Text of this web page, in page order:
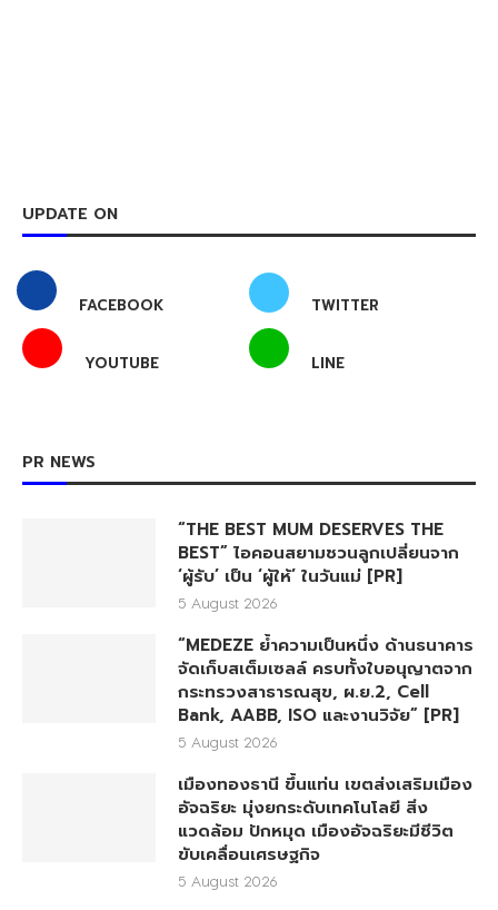
UPDATE ON
FACEBOOK TWITTER
YOUTUBE LINE
PR NEWS
“THE BEST MUM DESERVES THE
BEST” ไอคอนสยามชวนลูกเปลี่ยนจาก
‘ผู้รับ’ เป็น ‘ผู้ให้’ ในวันแม่ [PR]
5 August 2026
“MEDEZE ย้ำความเป็นหนึ่ง ด้านธนาคาร
จัดเก็บสเต็มเซลล์ ครบทั้งใบอนุญาตจาก
กระทรวงสาธารณสุข, ผ.ย.2, Cell
Bank, AABB, ISO และงานวิจัย” [PR]
5 August 2026
เมืองทองธานี ขึ้นแท่น เขตส่งเสริมเมือง
อัจฉริยะ มุ่งยกระดับเทคโนโลยี สิ่ง
แวดล้อม ปักหมุด เมืองอัจฉริยะมีชีวิต
ขับเคลื่อนเศรษฐกิจ
5 August 2026